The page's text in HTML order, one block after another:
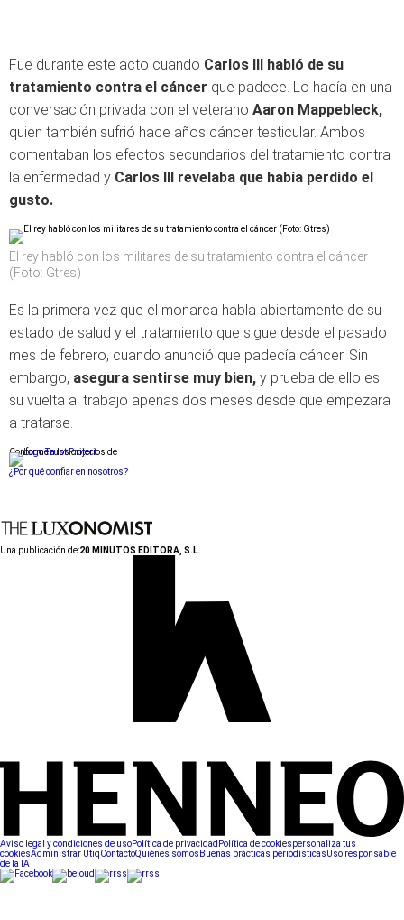
Fue durante este acto cuando Carlos III habló de su
tratamiento contra el cáncer que padece. Lo hacía en una
conversación privada con el veterano Aaron Mappebleck,
quien también sufrió hace años cáncer testicular. Ambos
comentaban los efectos secundarios del tratamiento contra
la enfermedad y Carlos III revelaba que había perdido el
gusto.
El rey habló con los militares de su tratamiento contra el cáncer
(Foto: Gtres)
Es la primera vez que el monarca habla abiertamente de su
estado de salud y el tratamiento que sigue desde el pasado
mes de febrero, cuando anunció que padecía cáncer. Sin
embargo, asegura sentirse muy bien, y prueba de ello es
su vuelta al trabajo apenas dos meses desde que empezara
a tratarse.
Conforme a los criterios de
¿Por qué confiar en nosotros?
Una publicación de:20 MINUTOS EDITORA, S.L.
Aviso legal y condiciones de usoPolítica de privacidad Política de cookiespersonaliza tus
cookiesAdministrar UtiqContactoQuiénes somos Buenas prácticas periodísticasUso responsable
de la IA